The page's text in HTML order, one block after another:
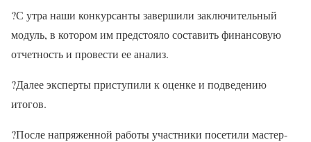
?С утра наши конкурсанты завершили заключительный
модуль, в котором им предстояло составить финансовую
отчетность и провести ее анализ.
?Далее эксперты приступили к оценке и подведению
итогов.
?После напряженной работы участники посетили мастер-